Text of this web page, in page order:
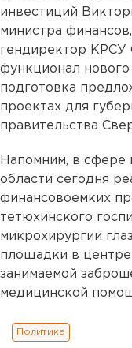
инвестиций
министра
гендиректор КРСУ
функционал нового
подготовка
проектах для
правительства
Напомним, в сфере
области сегодня
финансовоемких
тетюхинского
микрохирургии
площадки в центре
занимаемой
медицинской
Политика